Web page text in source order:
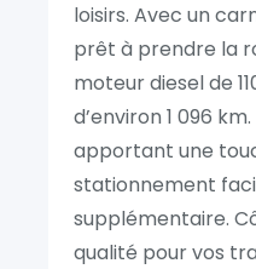
loisirs. Avec un
prêt à prendre la
moteur diesel de
d’environ 1 096
apportant une
stationnement
supplémentaire.
qualité pour vos